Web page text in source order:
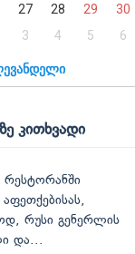
27 28 29
30
3 4 5 6
კითხვადი
რესტორანში
რუსი გენერლის
და...